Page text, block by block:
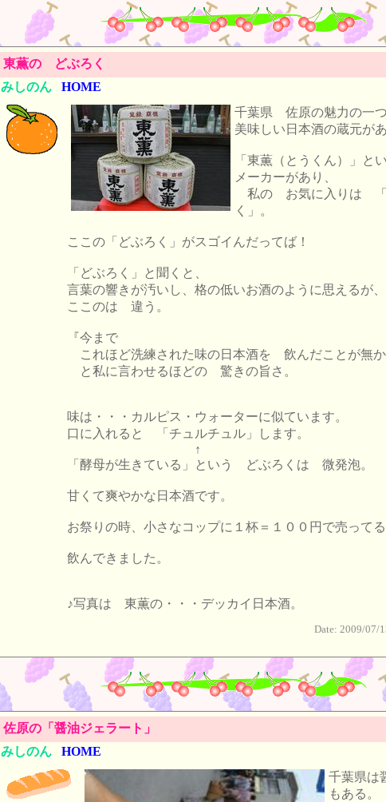
東薫の どぶろく
みしのん
HOME
千葉県 佐原の魅力の一
美味しい日本酒の蔵元があ
「東薫（とうくん）」と
メーカーがあり、
私の お気に入りは 「
く」。
ここの「どぶろく」がスゴイんだってば！
「どぶろく」と聞くと、
言葉の響きが汚いし、格の低いお酒のように思えるが、
ここのは 違う。
『今まで
これほど洗練された味の日本酒を 飲んだことが無か
と私に言わせるほどの 驚きの旨さ。
味は・・・カルピス・ウォーターに似ています。
口に入れると 「チュルチュル」します。
↑
「酵母が生きている」という どぶろくは 微発泡。
甘くて爽やかな日本酒です。
お祭りの時、小さなコップに１杯＝１００円で売ってる
飲んできました。
♪写真は 東薫の・・・デッカイ日本酒。
Date: 2009/07/
佐原の「醤油ジェラート」
みしのん
HOME
千葉県は
もある。